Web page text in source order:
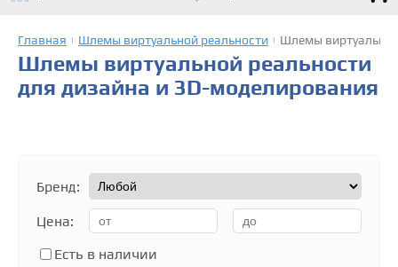
Главная Шлемы виртуальной реальности Шлемы
Шлемы виртуальной реальности
для дизайна и 3D-моделирования
Бренд:
Цена:
Есть в наличии